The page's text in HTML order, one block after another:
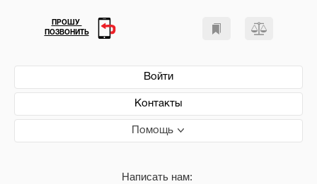
Войти
Контакты
Помощь
Написать нам:
ПРОШУ
ПОЗВОНИТЬ